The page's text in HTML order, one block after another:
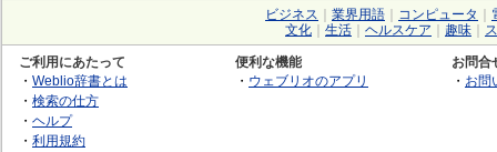
ビジネス 業界用語 コンピュータ
文化
生活 ヘルスケア 趣味
ご利用にあたって
・ Weblio辞書とは
・ 検索の仕方
・ ヘルプ
・ 利用規約
便利な機能
・ ウェブリオのアプリ
お問合
・ お問